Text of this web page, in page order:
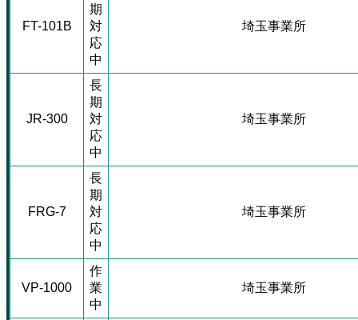
FT-101B
期
対
応
中
埼玉事業所
JR-300
長
期
対
応
中
埼玉事業所
FRG-7
長
期
対
応
中
埼玉事業所
VP-1000
作
業
中
埼玉事業所